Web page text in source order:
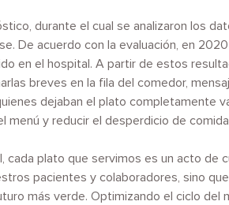
durante el cual se analizaron los
De acuerdo con la evaluación, en
en el hospital. A partir de estos
breves en la fila del comedor,
dejaban el plato completamente
menú y reducir el desperdicio de
cada plato que servimos es un acto de
pacientes y colaboradores, sino
más verde. Optimizando el ciclo del